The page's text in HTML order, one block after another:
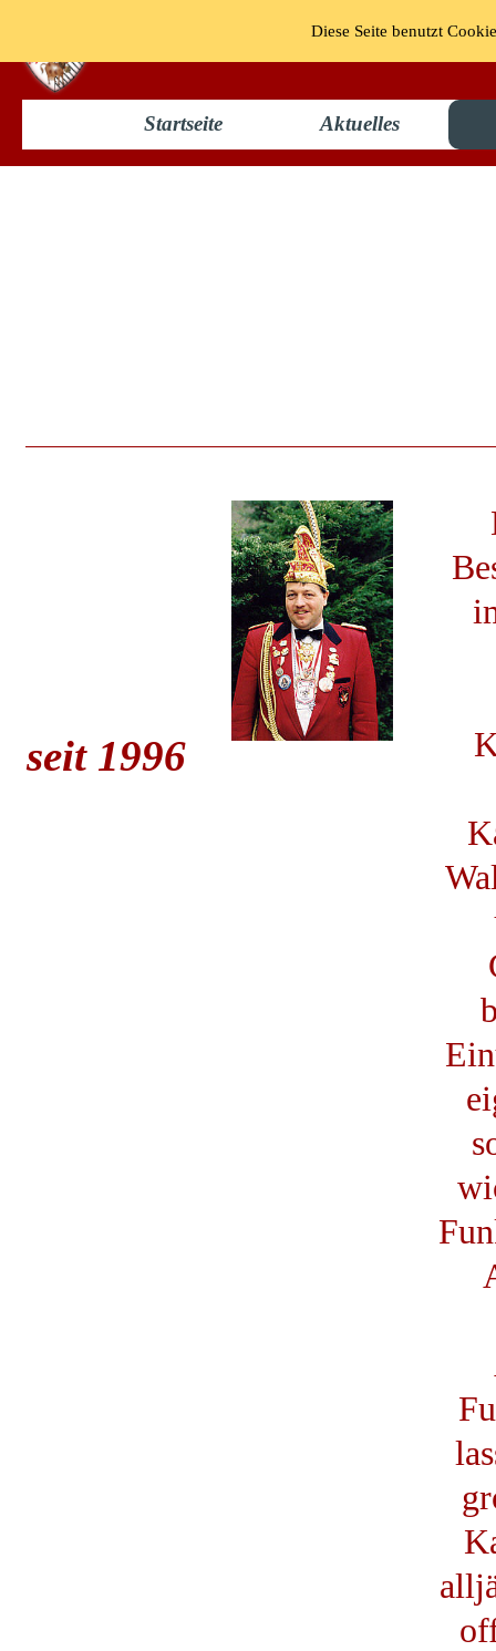
Diese Seite benutzt
Startseite Aktuelles
KG
seit 1996